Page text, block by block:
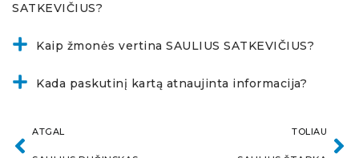
SATKEVIČIUS?
Kaip žmonės vertina SAULIUS SATKEVIČIUS?
Kada paskutinį kartą atnaujinta informacija?
ATGAL TOLIAU